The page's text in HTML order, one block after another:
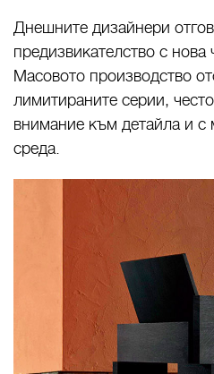
Днешните дизайнери
предизвикателство с нова
Масовото производство
лимитираните серии,
внимание към детайла и с
среда.